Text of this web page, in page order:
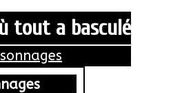
tout a basculé